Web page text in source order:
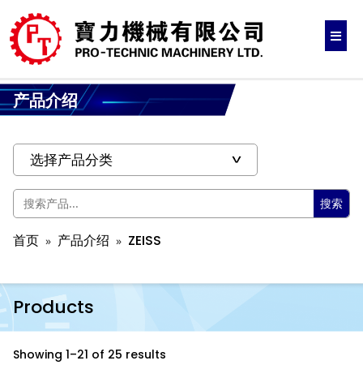
产品介绍
搜索
首页 产品介绍 ZEISS
Products
Showing 1–21 of 25 results